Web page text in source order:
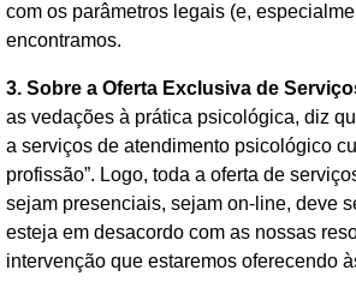
com os parâmetros legais (e,
encontramos.
3. Sobre a Oferta Exclusiva de
as vedações à prática psicológica, diz
a serviços de atendimento psicológico
profissão”. Logo, toda a oferta de
sejam presenciais, sejam on-line, deve
esteja em desacordo com as nossas
intervenção que estaremos oferecendo